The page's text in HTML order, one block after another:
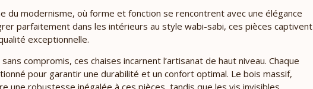
du modernisme, où forme et fonction se rencontrent avec une élégance
parfaitement dans les intérieurs au style wabi-sabi, ces pièces captivent
exceptionnelle.
compromis, ces chaises incarnent l’artisanat de haut niveau. Chaque
pour garantir une durabilité et un confort optimal. Le bois massif,